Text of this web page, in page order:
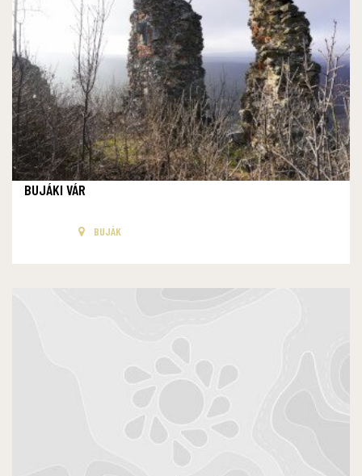
BUJÁKI VÁR
BUJÁK